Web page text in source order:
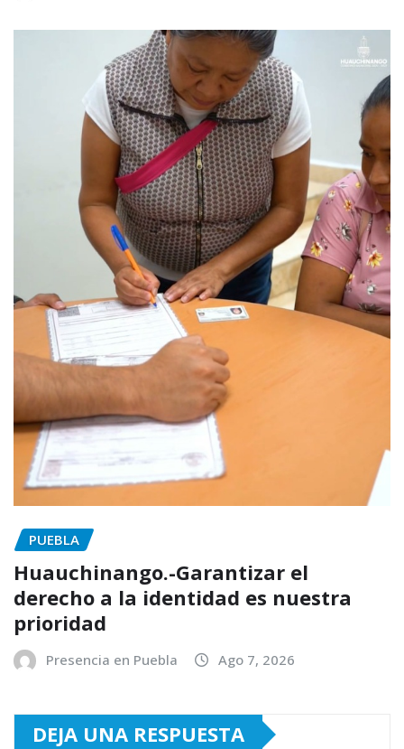
PUEBLA
Huauchinango.-Garantizar el
derecho a la identidad es nuestra
prioridad
Presencia en Puebla Ago 7, 2026
DEJA UNA RESPUESTA